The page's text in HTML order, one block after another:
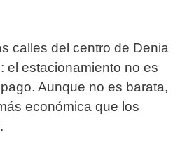
calles del centro de Denia
el estacionamiento no es
Aunque no es barata,
económica que los